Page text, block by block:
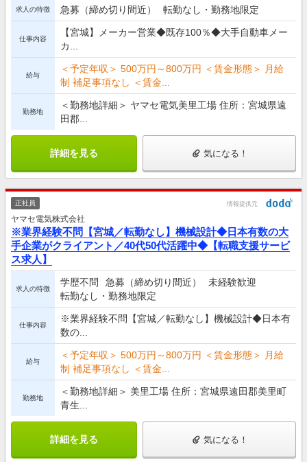
求人の特徴 急募（締め切り間近） 転勤なし・勤務地限定
仕事内容
【宮城】メーカー営業◆既存100％◆大手自動車メー
カ...
給与
＜予定年収＞ 500万円～800万円 ＜賃金形態＞ 月給
制 補足事項なし ＜賃金...
勤務地
＜勤務地詳細＞ ヤマセ電気美里工場 住所：宮城県遠
田郡...
詳細を見る 気になる！
正社員 情報提供元
ヤマセ電気株式会社
※業界経験不問【宮城／転勤なし】機械設計◆日本有数の大
手企業がクライアント／40代50代活躍中◆【転職支援サービ
ス求人】
求人の特徴
学歴不問 急募（締め切り間近）
未経験歓迎
転勤なし・勤務地限定
仕事内容
※業界経験不問【宮城／転勤なし】機械設計◆日本有
数の...
給与
＜予定年収＞ 500万円～800万円 ＜賃金形態＞ 月給
制 補足事項なし ＜賃金...
勤務地
＜勤務地詳細＞ 美里工場 住所：宮城県遠田郡美里町
青生...
詳細を見る 気になる！